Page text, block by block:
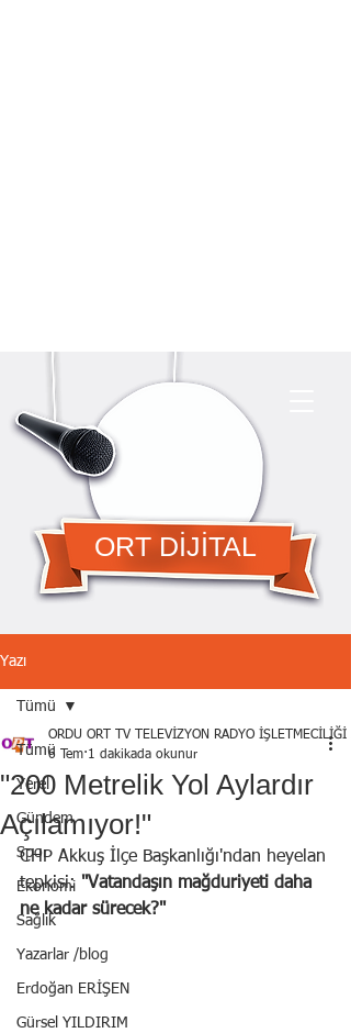
ORT DİJİTAL
Yazı
Tümü
Yerel
Gündem
Spor
Ekonomi
Sağlık
Yazarlar /blog
Erdoğan ERİŞEN
Gürsel YILDIRIM
Tümü
"200 Metrelik Yol Aylardır
Açılamıyor!"
ORDU ORT TV TELEVİZYON RADYO İŞLETMECİLİĞİ
6 Tem 1 dakikada okunur
CHP Akkuş İlçe Başkanlığı'ndan heyelan
tepkisi: "Vatandaşın mağduriyeti daha
ne kadar sürecek?"